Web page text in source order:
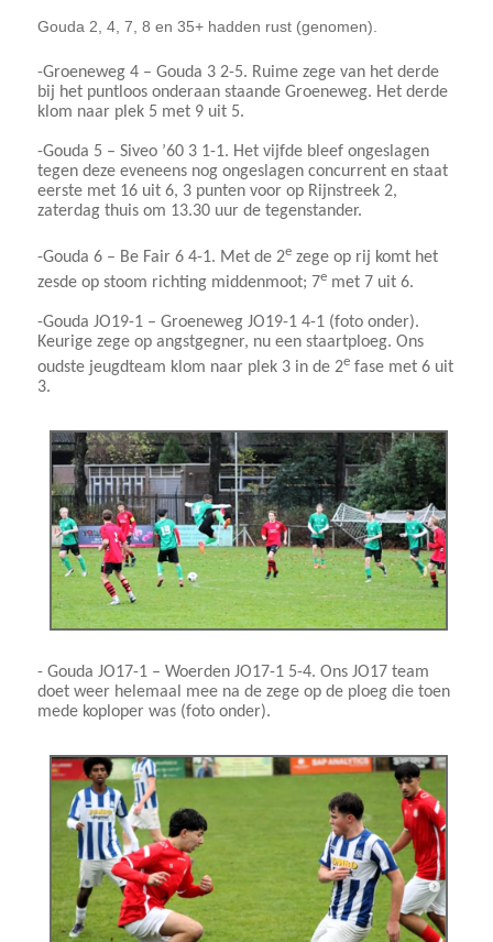
Gouda 2, 4, 7, 8 en 35+ hadden rust (genomen).
-Groeneweg 4 – Gouda 3 2-5. Ruime zege van het derde
bij het puntloos onderaan staande Groeneweg. Het derde
klom naar plek 5 met 9 uit 5.
-Gouda 5 – Siveo ’60 3 1-1. Het vijfde bleef ongeslagen
tegen deze eveneens nog ongeslagen concurrent en staat
eerste met 16 uit 6, 3 punten voor op Rijnstreek 2,
zaterdag thuis om 13.30 uur de tegenstander.
-Gouda 6 – Be Fair 6 4-1. Met de 2ezege op rij komt het
zesde op stoom richting middenmoot; 7emet 7 uit 6.
-Gouda JO19-1 – Groeneweg JO19-1 4-1 (foto onder).
Keurige zege op angstgegner, nu een staartploeg. Ons
oudste jeugdteam klom naar plek 3 in de 2efase met 6 uit
3.
- Gouda JO17-1 – Woerden JO17-1 5-4. Ons JO17 team
doet weer helemaal mee na de zege op de ploeg die toen
mede koploper was (foto onder).